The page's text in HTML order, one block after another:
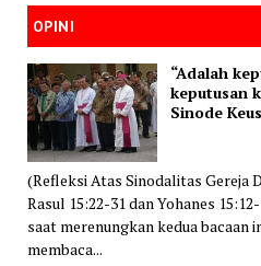
OPINI
“Adalah
keputusan
Sinode
(Refleksi Atas Sinodalitas Gereja
Rasul 15:22-31 dan Yohanes
saat merenungkan kedua bacaan
membaca...